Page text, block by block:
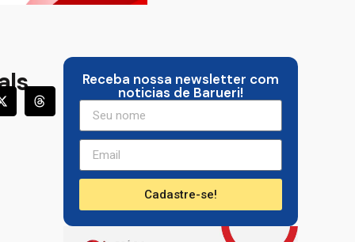
Receba nossa newsletter com
noticias de Barueri!
Cadastre-se!